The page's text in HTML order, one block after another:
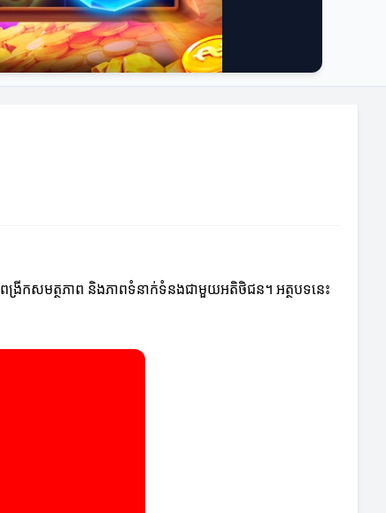
រពង្រីកសមត្ថភាព និងភាពទំនាក់ទំនងជាមួយអតិថិជន។ អត្ថបទនេះ